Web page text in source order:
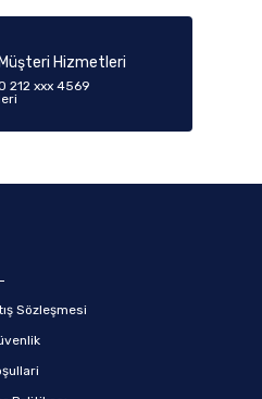
Müşteri Hizmetleri
212 xxx 4569
Sözleşmesi